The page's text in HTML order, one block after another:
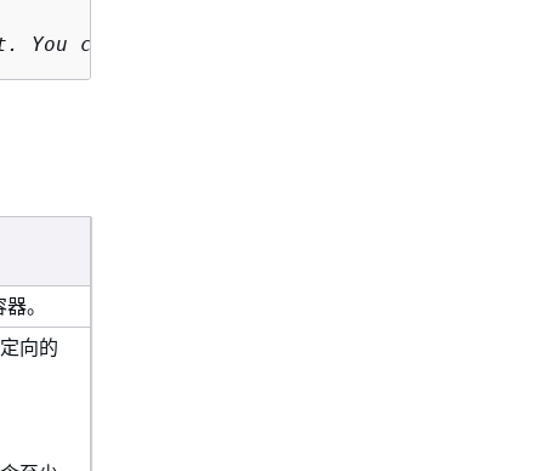
can have either ReplaceKeyPrefix with
。
向的